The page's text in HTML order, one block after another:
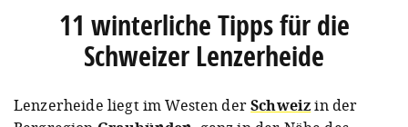
11 winterliche Tipps für die
Schweizer Lenzerheide
Lenzerheide liegt im Westen derSchweizin der